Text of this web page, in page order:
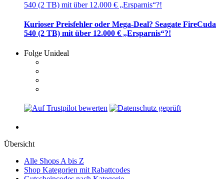
Kurioser Preisfehler oder Mega-Deal? Seagate FireCuda
540 (2 TB) mit über 12.000 € „Ersparnis“?!
Folge Unideal
Übersicht
Alle Shops A bis Z
Shop Kategorien mit Rabattcodes